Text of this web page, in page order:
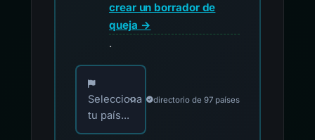
crear un borrador de
queja →
.
Elija su país para los contactos oficiales de
Selecciona
tu país...
directorio de 97 países